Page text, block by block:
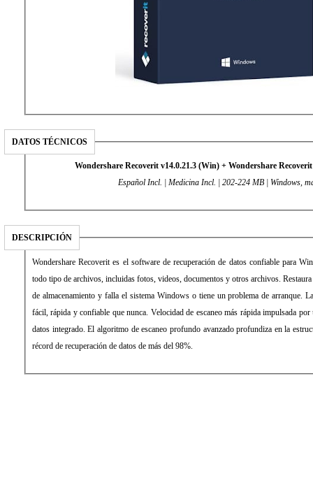
DATOS TÉCNICOS
Wondershare Recoverit v14.0.21.3 (Win) + Wondershare
Español Incl. | Medicina Incl. | 202-224 MB | Windows,
DESCRIPCIÓN
Wondershare Recoverit es el software de recuperación de datos confiable para
todo tipo de archivos, incluidas fotos, videos, documentos y otros archivos.
de almacenamiento y falla el sistema Windows o tiene un problema de arranque.
fácil, rápida y confiable que nunca. Velocidad de escaneo más rápida impulsada
datos integrado. El algoritmo de escaneo profundo avanzado profundiza en la
récord de recuperación de datos de más del 98%.